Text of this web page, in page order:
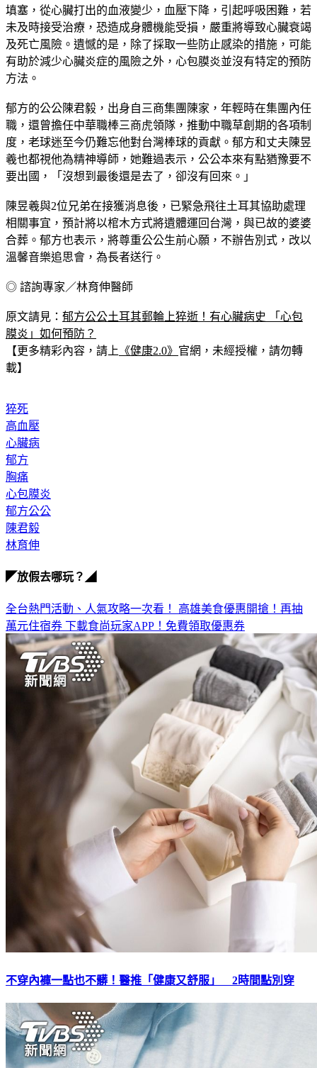
填塞，從心臟打出的血液變少，血壓下降，引起呼吸困難，若
未及時接受治療，恐造成身體機能受損，嚴重將導致心臟衰竭
及死亡風險。遺憾的是，除了採取一些防止感染的措施，可能
有助於減少心臟炎症的風險之外，心包膜炎並沒有特定的預防
方法。
郁方的公公陳君毅，出身自三商集團陳家，年輕時在集團內任
職，還曾擔任中華職棒三商虎領隊，推動中職草創期的各項制
度，老球迷至今仍難忘他對台灣棒球的貢獻。郁方和丈夫陳昱
羲也都視他為精神導師，她難過表示，公公本來有點猶豫要不
要出國，「沒想到最後還是去了，卻沒有回來。」
陳昱羲與2位兄弟在接獲消息後，已緊急飛往土耳其協助處理
相關事宜，預計將以棺木方式將遺體運回台灣，與已故的婆婆
合葬。郁方也表示，將尊重公公生前心願，不辦告別式，改以
溫馨音樂追思會，為長者送行。
◎ 諮詢專家／林育伸醫師
原文請見： 郁方公公土耳其郵輪上猝逝！有心臟病史 「心包
膜炎」如何預防？
【更多精彩內容，請上 《健康2.0》 官網，未經授權，請勿轉
載】
猝死
高血壓
心臟病
郁方
胸痛
心包膜炎
郁方公公
陳君毅
林育伸
◤放假去哪玩？◢
全台熱門活動、人氣攻略一次看！ 高雄美食優惠開搶！再抽
萬元住宿券 下載食尚玩家APP！免費領取優惠券
不穿內褲一點也不髒！醫推「健康又舒服」 2時間點別穿